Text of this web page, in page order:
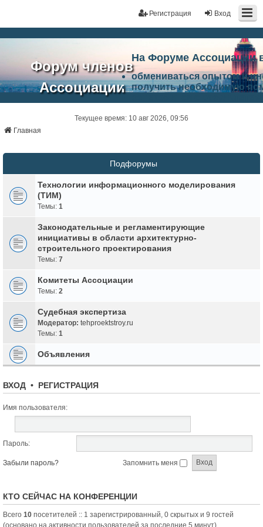
Вход
Регистрация
Форум членов
Ассоциации
"Проектный
портал"
На Форуме Ассоциации
обмениваться опытом и
получить необходимую
Ассоциации по проблемам
Ассоциации и успехам в
Ассоциации.
Текущее время: 10 авг 2026, 09:56
Главная
Подфорумы
Технологии информационного моделирования
(ТИМ)
Темы: 1
Законодательные и регламентирующие
инициативы в области архитектурно-
строительного проектирования
Темы: 7
Комитеты Ассоциации
Темы: 2
Судебная экспертиза
Модератор: tehproektstroy.ru
Темы: 1
Объявления
ВХОД • РЕГИСТРАЦИЯ
Имя пользователя:
Пароль:
Забыли пароль? Запомнить меня
КТО СЕЙЧАС НА КОНФЕРЕНЦИИ
Всего 10 посетителей :: 1 зарегистрированный, 0 скрытых и 9 гостей
(основано на активности пользователей за последние 5 минут)